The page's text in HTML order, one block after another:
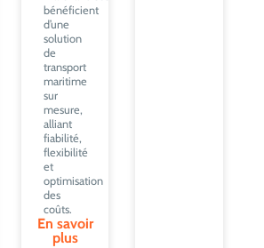
bénéficient
d’une
solution
de
transport
maritime
sur
mesure,
alliant
fiabilité,
flexibilité
et
optimisation
des
coûts.
En savoir
plus